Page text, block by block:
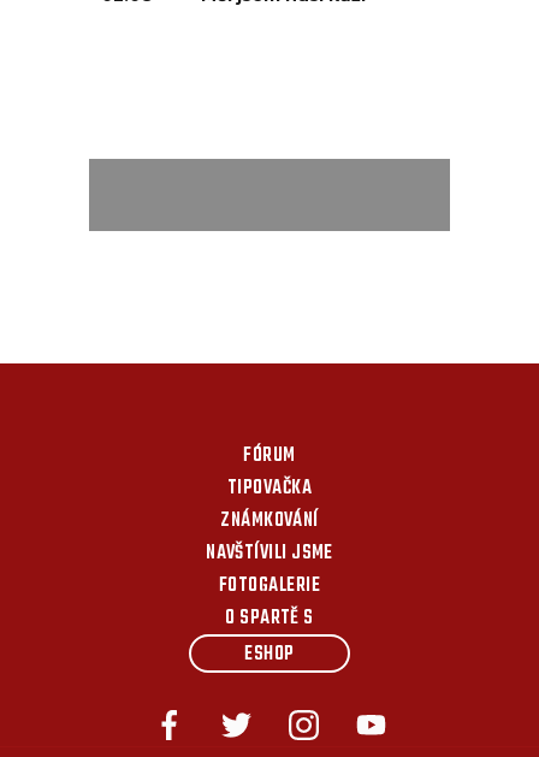
FÓRUM
TIPOVAČKA
ZNÁMKOVÁNÍ
NAVŠTÍVILI JSME
FOTOGALERIE
O SPARTĚ S
ESHOP